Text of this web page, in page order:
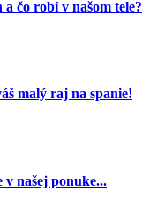
čo robí v našom tele?
malý raj na spanie!
v našej ponuke...